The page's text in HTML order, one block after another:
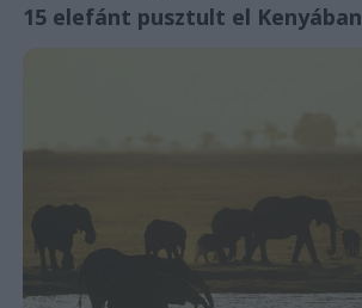
15 elefánt pusztult el Kenyában